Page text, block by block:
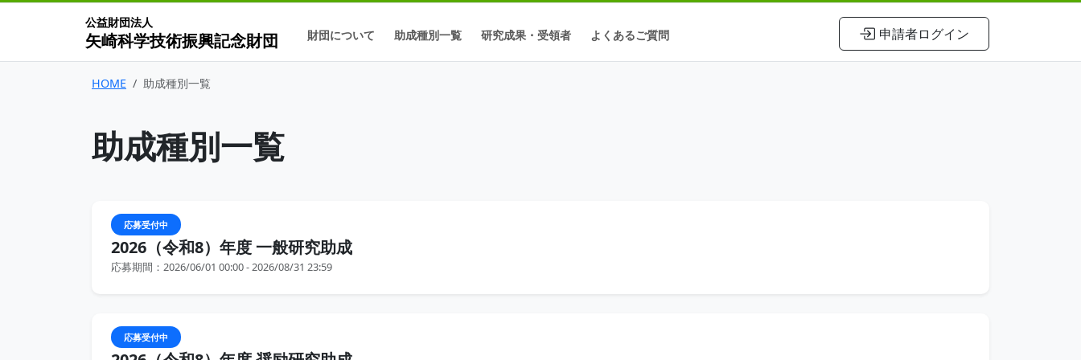
公益財団法人
矢崎科学技術振興記念財団 財団について 助成種別一覧 研究成果・受領者 よくあるご質問 申請者ログイン
HOME 助成種別一覧
助成種別一覧
応募受付中
2026（令和8）年度 一般研究助成
応募期間：2026/06/01 00:00 - 2026/08/31 23:59
応募受付中